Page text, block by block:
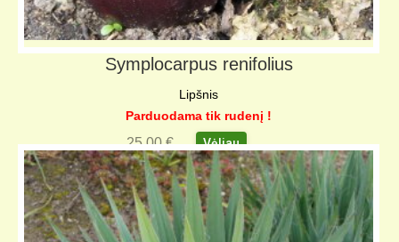
Symplocarpus renifolius
Lipšnis
Parduodama tik rudenį !
25,00€ Vėliau